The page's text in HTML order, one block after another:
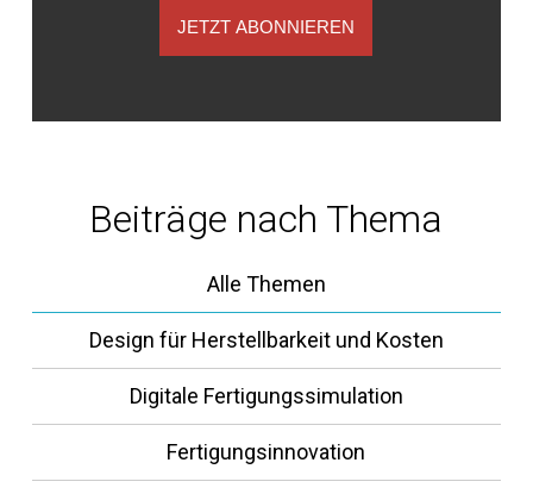
JETZT ABONNIEREN
Beiträge nach Thema
Alle Themen
Design für Herstellbarkeit und Kosten
Digitale Fertigungssimulation
Fertigungsinnovation